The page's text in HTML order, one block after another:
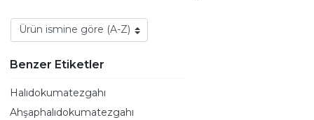
Benzer Etiketler
Halıdokumatezgahı
Ahşaphalıdokumatezgahı